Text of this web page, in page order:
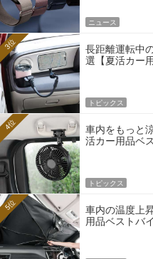
ニュース
長距離運転中
選【夏活カー
3位
トピックス
車内をもっと
活カー用品ベ
4位
トピックス
車内の温度上
用品ベストバイ
5位